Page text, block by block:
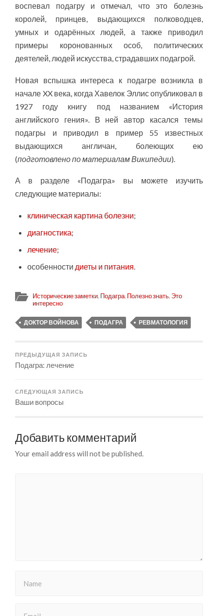
воспевал подагру и отмечал, что это болезнь
королей, принцев, выдающихся полководцев,
умных и одарённых людей, а также приводил
примеры коронованных особ, политических
деятелей, людей искусства, страдавших подагрой.
Новая вспышка интереса к подагре возникла в
начале XX века, когда Хавелок Эллис опубликовал в
1927 году книгу под названием «История
английского гения». В ней автор касался темы
подагры и приводил в пример 55 известных
выдающихся англичан, болеющих ею
(подготовлено по материалам Википедии).
А в разделе «Подагра» вы можете изучить
следующие материалы:
клиническая картина болезни;
диагностика;
лечение;
особенности диеты и питания.
Исторические заметки, Подагра, Полезно знать, Это
интересно
ДОКТОР ВОЙНОВА ПОДАГРА РЕВМАТОЛОГИЯ
ПРЕДЫДУЩАЯ ЗАПИСЬ
Подагра: лечение
СЛЕДУЮЩАЯ ЗАПИСЬ
Ваши вопросы
Добавить комментарий
Your email address will not be published.